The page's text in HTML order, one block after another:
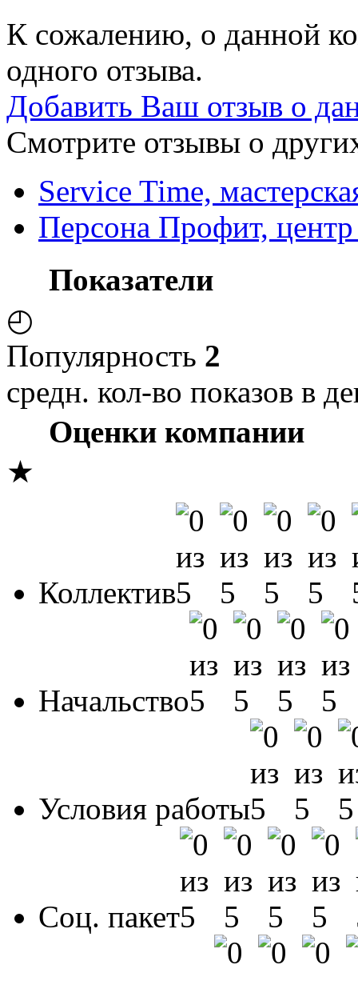
К сожалению, о данной
одного отзыва.
Добавить Ваш отзыв о
Смотрите отзывы о
Service Time,
Персона Профит,
Показатели
◴
Популярность 2
средн. кол-во показов в
Оценки компании
★
Коллектив
Начальство
Условия работы
Соц. пакет